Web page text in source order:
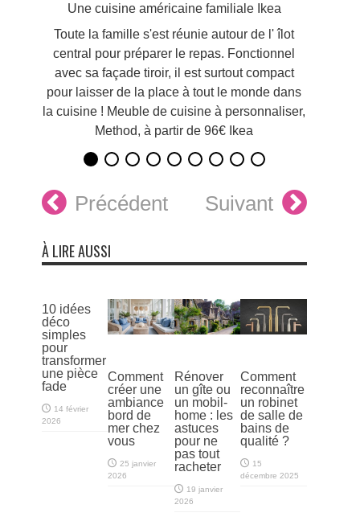
Une cuisine américaine familiale Ikea
Toute la famille s'est réunie autour de l' îlot
central pour préparer le repas. Fonctionnel
avec sa façade tiroir, il est surtout compact
pour laisser de la place à tout le monde dans
la cuisine ! Meuble de cuisine à personnaliser,
Method, à partir de 96€ Ikea
Précédent Suivant
À LIRE AUSSI
10 idées
déco
simples
pour
transformer
une pièce
fade
14 février
2026
Comment
créer une
ambiance
bord de
mer chez
vous
25 janvier
2026
Rénover
un gîte ou
un mobil-
home : les
astuces
pour ne
pas tout
racheter
19 janvier
2026
Comment
reconnaître
un robinet
de salle de
bains de
qualité ?
15
décembre 2025